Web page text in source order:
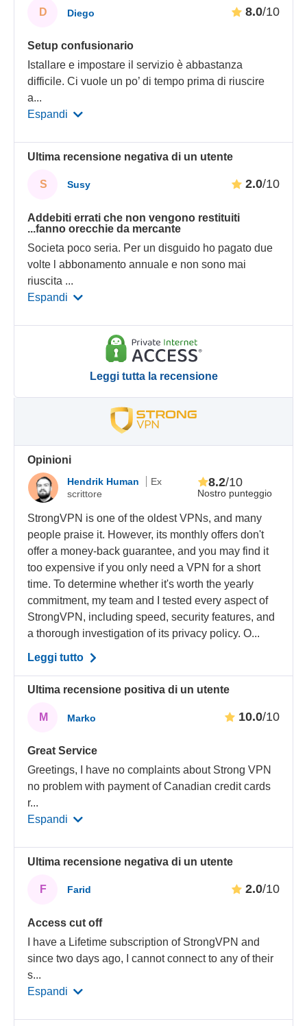
D Diego 8.0/10
Setup confusionario
Istallare e impostare il servizio è abbastanza
difficile. Ci vuole un po’ di tempo prima di riuscire
a...
Espandi
Ultima recensione negativa di un utente
S Susy 2.0/10
Addebiti errati che non vengono restituiti
...fanno orecchie da mercante
Societa poco seria. Per un disguido ho pagato due
volte l abbonamento annuale e non sono mai
riuscita ...
Espandi
Leggi tutta la recensione
Opinioni
Hendrik Human
Ex
scrittore
Nostro punteggio
8.2/10
StrongVPN is one of the oldest VPNs, and many
people praise it. However, its monthly offers don't
offer a money-back guarantee, and you may find it
too expensive if you only need a VPN for a short
time. To determine whether it's worth the yearly
commitment, my team and I tested every aspect of
StrongVPN, including speed, security features, and
a thorough investigation of its privacy policy. O...
Leggi tutto
Ultima recensione positiva di un utente
M Marko 10.0/10
Great Service
Greetings, I have no complaints about Strong VPN
no problem with payment of Canadian credit cards
r...
Espandi
Ultima recensione negativa di un utente
F Farid 2.0/10
Access cut off
I have a Lifetime subscription of StrongVPN and
since two days ago, I cannot connect to any of their
s...
Espandi